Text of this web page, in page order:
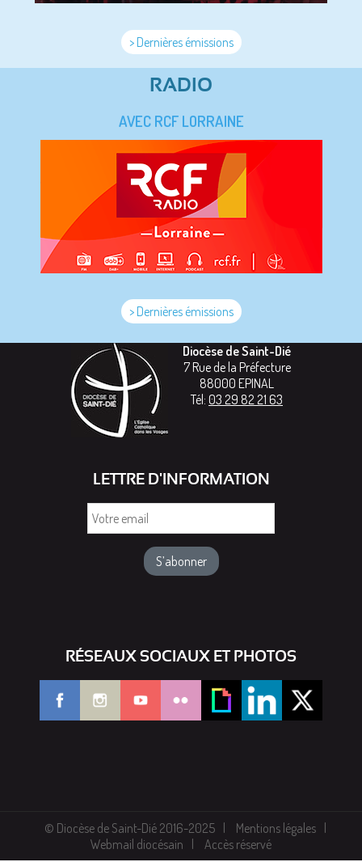
> Dernières émissions
RADIO
AVEC RCF LORRAINE
> Dernières émissions
Diocèse de Saint-Dié
7 Rue de la Préfecture
88000 EPINAL
Tél: 03 29 82 21 63
LETTRE D'INFORMATION
RÉSEAUX SOCIAUX ET PHOTOS
© Diocèse de Saint-Dié 2016-2025
Mentions légales
Webmail diocésain
Accès réservé